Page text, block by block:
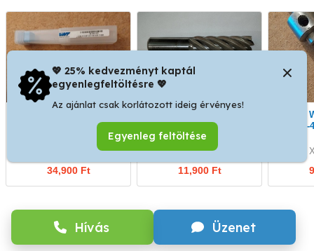
Hívás Üzenet
150mm hosszú Ti1000
XVII. kerület
34,900 Ft
maró D32 szárral.
XVII. kerület
11,900 Ft
max
💖 25% kedvezményt kaptál
egyenlegfeltöltésre 💖
Az ajánlat csak korlátozott ideig érvényes!
Egyenleg feltöltése